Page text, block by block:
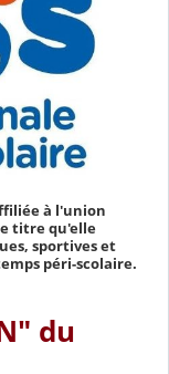
à l'union
titre qu'elle
sportives et
péri-scolaire.
du